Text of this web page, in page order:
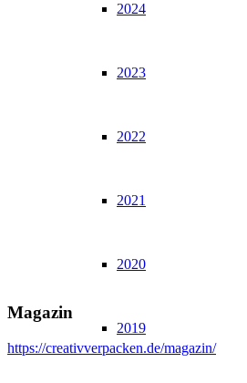
2024
2023
2022
2021
2020
2019
Magazin
https://creativverpacken.de/magazin/